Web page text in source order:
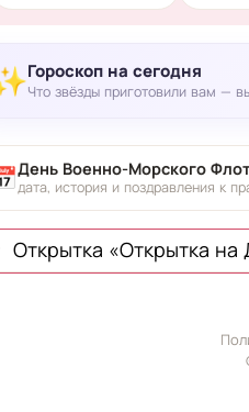
Гороскоп на сегодня
Что звёзды приготовили вам —
День Военно-Морского
дата, история и поздравления к
Открытка «Открытка